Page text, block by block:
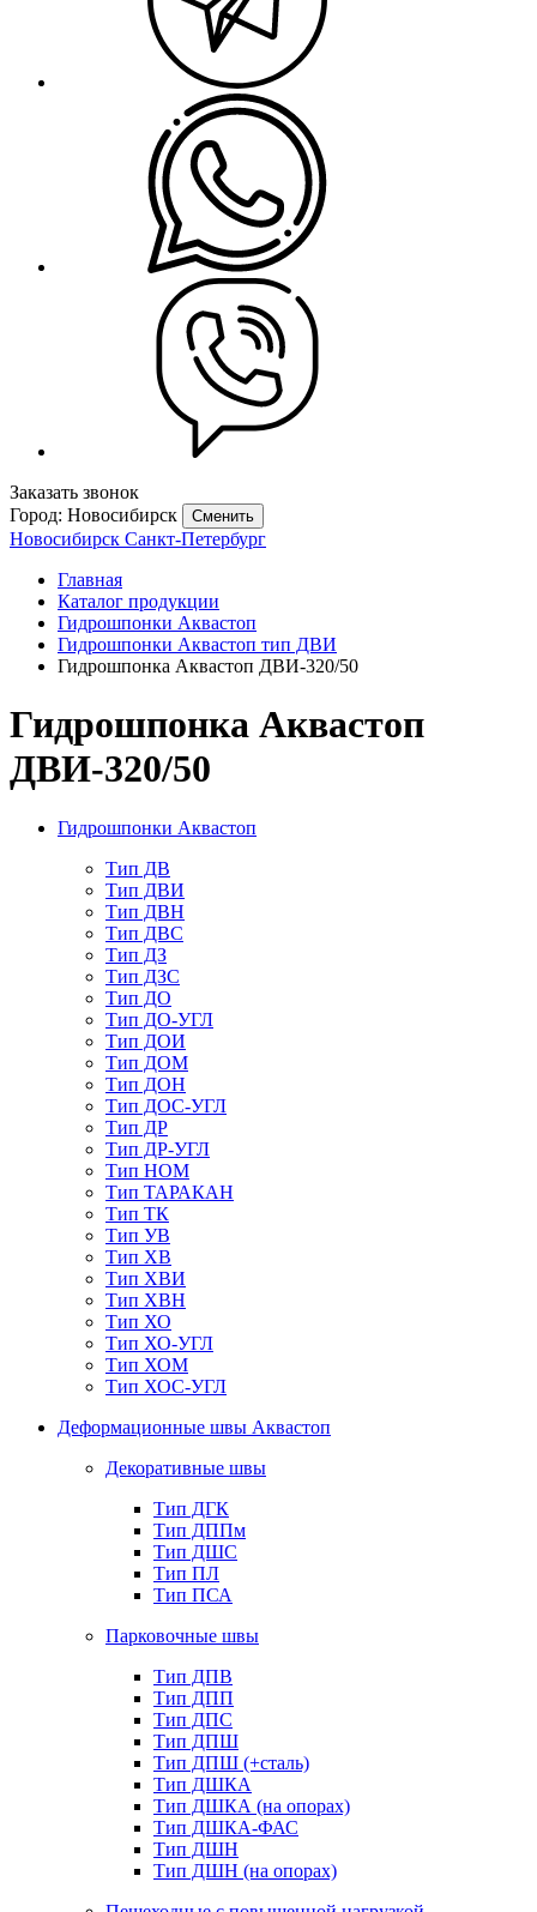
Заказать звонок
Город: Новосибирск
Сменить
Новосибирск Санкт-Петербург
Главная
Каталог продукции
Гидрошпонки Аквастоп
Гидрошпонки Аквастоп тип ДВИ
Гидрошпонка Аквастоп ДВИ-320/50
Гидрошпонка Аквастоп
ДВИ-320/50
Гидрошпонки Аквастоп
Тип ДВ
Тип ДВИ
Тип ДВН
Тип ДВС
Тип ДЗ
Тип ДЗС
Тип ДО
Тип ДО-УГЛ
Тип ДОИ
Тип ДОМ
Тип ДОН
Тип ДОС-УГЛ
Тип ДР
Тип ДР-УГЛ
Тип НОМ
Тип ТАРАКАН
Тип ТК
Тип УВ
Тип ХВ
Тип ХВИ
Тип ХВН
Тип ХО
Тип ХО-УГЛ
Тип ХОМ
Тип ХОС-УГЛ
Деформационные швы Аквастоп
Декоративные швы
Тип ДГК
Тип ДППм
Тип ДШС
Тип ПЛ
Тип ПСА
Парковочные швы
Тип ДПВ
Тип ДПП
Тип ДПС
Тип ДПШ
Тип ДПШ (+сталь)
Тип ДШКА
Тип ДШКА (на опорах)
Тип ДШКА-ФАС
Тип ДШН
Тип ДШН (на опорах)